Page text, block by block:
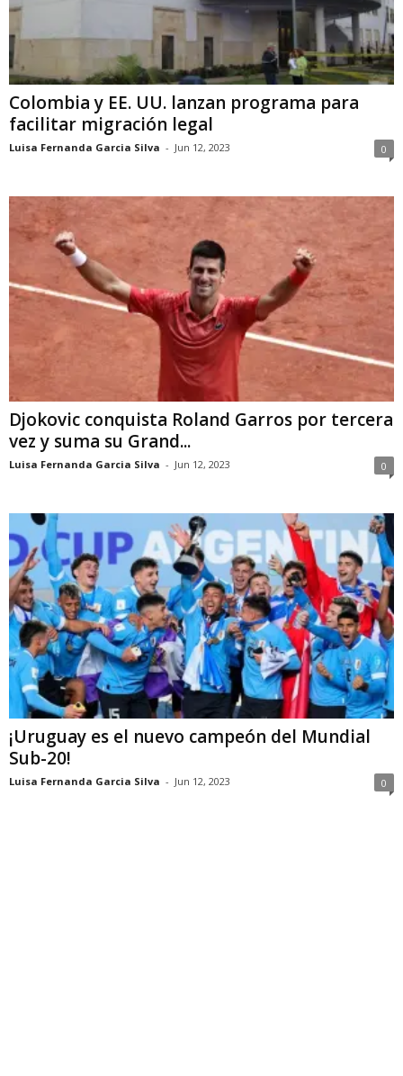
Colombia y EE. UU. lanzan programa para
facilitar migración legal
Luisa Fernanda Garcia Silva - Jun 12, 2023 0
Djokovic conquista Roland Garros por tercera
vez y suma su Grand...
Luisa Fernanda Garcia Silva - Jun 12, 2023 0
¡Uruguay es el nuevo campeón del Mundial
Sub-20!
Luisa Fernanda Garcia Silva - Jun 12, 2023 0